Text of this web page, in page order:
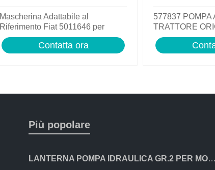
Mascherina Adattabile al
Riferimento Fiat 5011646 per
Trattore Fiat Serie Oro
Contatta ora
577837 POMPA
TRATTORE
TRATTORE
513 ECC.
Più popolare
LANTERNA POMPA IDRAULICA GR.2 PER MOTORI CON ALBERO CONICO 24mm LOMBARDINI ACME